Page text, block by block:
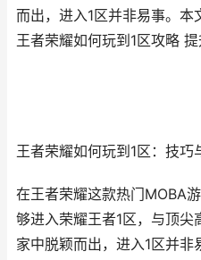
而出，进入1区并非易事。
王者荣耀如何玩到1区攻略
王者荣耀如何玩到1区：技巧
在王者荣耀这款热门MOBA
够进入荣耀王者1区，与顶
家中脱颖而出，进入1区并